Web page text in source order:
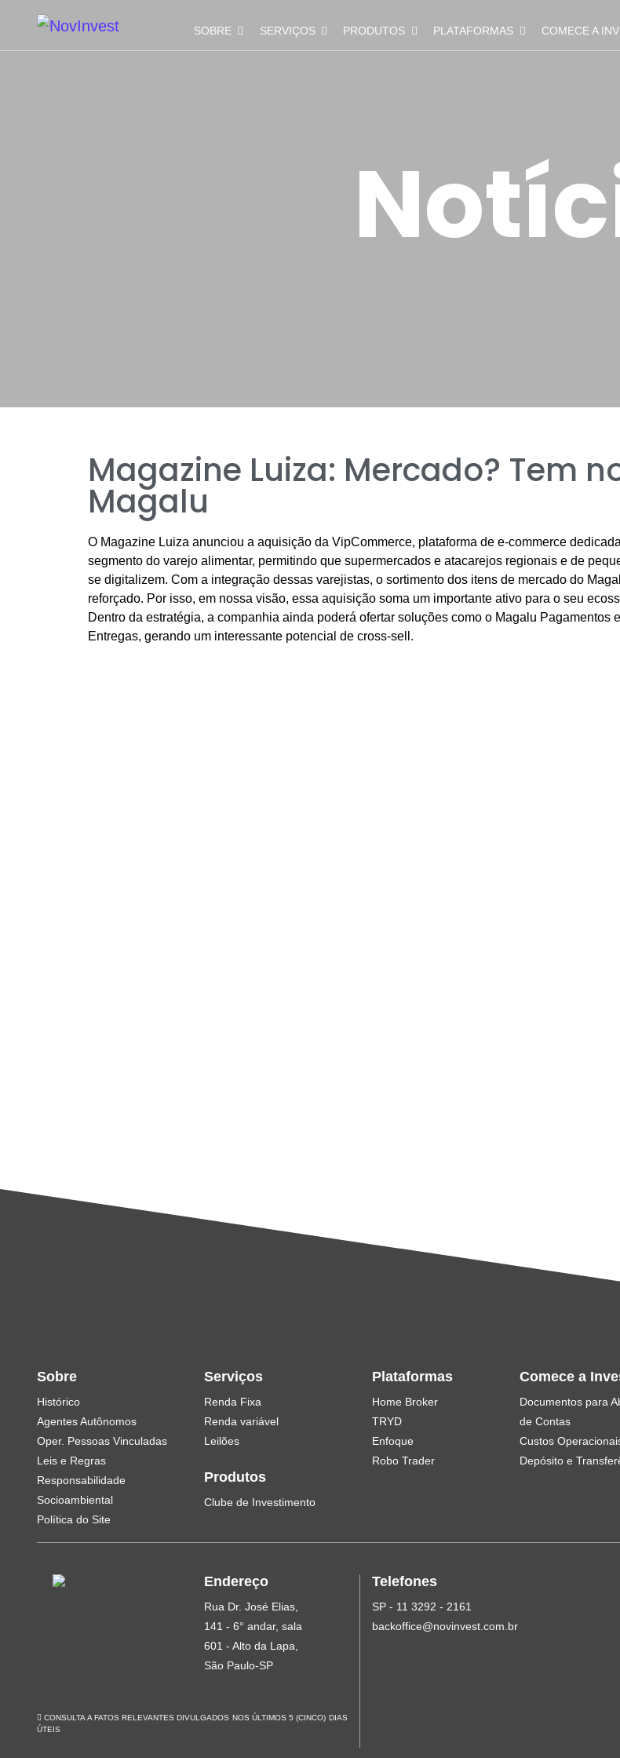
SOBRE SERVIÇOS PRODUTOS PLATAFORMAS COMECE A
Magazine Luiza: Mercado? Tem
Magalu
O Magazine Luiza anunciou a aquisição da VipCommerce, plataforma de e-commerce
segmento do varejo alimentar, permitindo que supermercados e atacarejos regionais e de
se digitalizem. Com a integração dessas varejistas, o sortimento dos itens de mercado do
reforçado. Por isso, em nossa visão, essa aquisição soma um importante ativo para o seu
Dentro da estratégia, a companhia ainda poderá ofertar soluções como o Magalu Pagamentos
Entregas, gerando um interessante potencial de cross-sell.
Sobre
Histórico
Agentes Autônomos
Oper. Pessoas Vinculadas
Leis e Regras
Responsabilidade
Socioambiental
Política do Site
Serviços
Renda Fixa
Renda variável
Leilões
Produtos
Clube de Investimento
Plataformas
Home Broker
TRYD
Enfoque
Robo Trader
Comece a
Documentos para
de Contas
Custos
Depósito e
Endereço
Rua Dr. José Elias,
141 - 6° andar, sala
601 - Alto da Lapa,
São Paulo-SP
CONSULTA A FATOS RELEVANTES DIVULGADOS NOS ÚLTIMOS 5 (CINCO) DIAS
ÚTEIS
Telefones
SP - 11 3292 - 2161
backoffice@novinvest.com.br